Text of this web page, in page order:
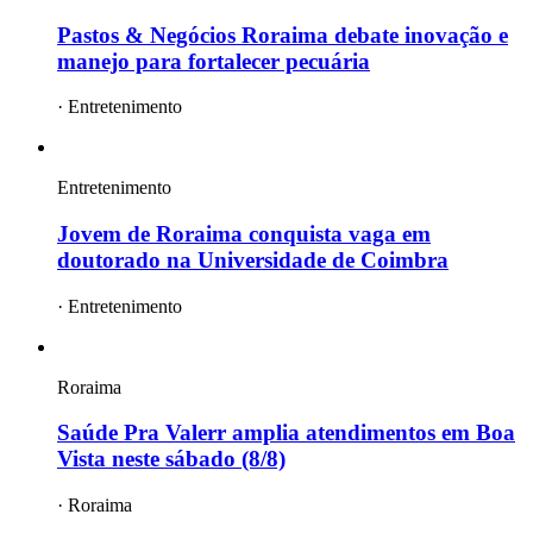
Pastos & Negócios Roraima debate inovação e
manejo para fortalecer pecuária
· Entretenimento
Entretenimento
Jovem de Roraima conquista vaga em
doutorado na Universidade de Coimbra
· Entretenimento
Roraima
Saúde Pra Valerr amplia atendimentos em Boa
Vista neste sábado (8/8)
· Roraima